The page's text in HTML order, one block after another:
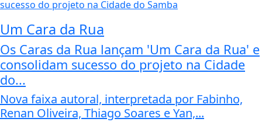
Um Cara da Rua
Os Caras da Rua lançam 'Um Cara da Rua' e
consolidam sucesso do projeto na Cidade
do...
Nova faixa autoral, interpretada por Fabinho,
Renan Oliveira, Thiago Soares e Yan,...